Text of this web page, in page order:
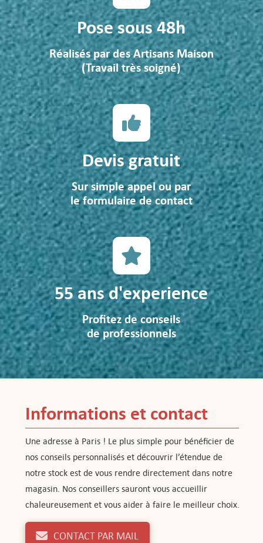
Pose sous 48h
Réalisés par des Artisans Maison
(Travail très soigné)
Devis gratuit
Sur simple appel ou par
le formulaire de contact
55 ans d'experience
Profitez de conseils
de professionnels
Informations et contact
Une adresse à Paris ! Le plus simple pour bénéficier de
nos conseils personnalisés et découvrir l’étendue de
notre stock est de vous rendre directement dans notre
magasin. Nos conseillers sauront vous accueillir
chaleureusement et vous aider à faire le meilleur choix.
CONTACT PAR MAIL